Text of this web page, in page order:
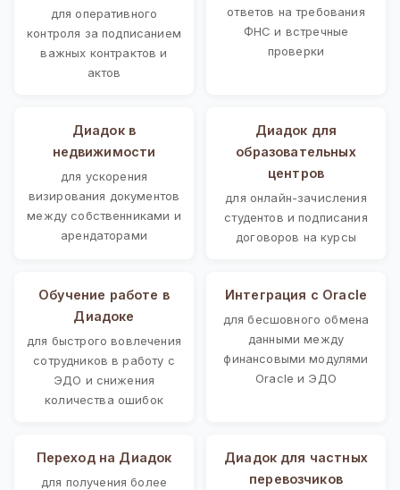
для оперативного
контроля за подписанием
важных контрактов и
актов
ответов на требования
ФНС и встречные
проверки
Диадок в
недвижимости
для ускорения
визирования документов
между собственниками и
арендаторами
Диадок для
образовательных
центров
для онлайн-зачисления
студентов и подписания
договоров на курсы
Обучение работе в
Диадоке
для быстрого вовлечения
сотрудников в работу с
ЭДО и снижения
количества ошибок
Интеграция с Oracle
для бесшовного обмена
данными между
финансовыми модулями
Oracle и ЭДО
Переход на Диадок
для получения более
Диадок для частных
перевозчиков